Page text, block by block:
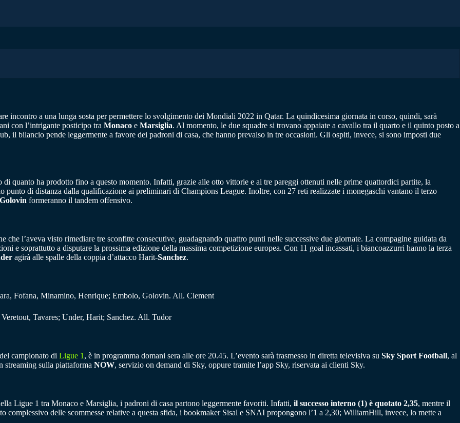
incontro a una lunga sosta per permettere lo svolgimento dei Mondiali 2022 in Qatar. La quindicesima giornata in corso, quindi, sarà
con l’intrigante posticipo tra Monaco e Marsiglia. Al momento, le due squadre si trovano appaiate a cavallo tra il quarto e il quinto posto a
il bilancio pende leggermente a favore dei padroni di casa, che hanno prevalso in tre occasioni. Gli ospiti, invece, si sono imposti due
di quanto ha prodotto fino a questo momento. Infatti, grazie alle otto vittorie e ai tre pareggi ottenuti nelle prime quattordici partite, la
punto di distanza dalla qualificazione ai preliminari di Champions League. Inoltre, con 27 reti realizzate i monegaschi vantano il terzo
Golovin formeranno il tandem offensivo.
che l’aveva visto rimediare tre sconfitte consecutive, guadagnando quattro punti nelle successive due giornate. La compagine guidata da
e soprattutto a disputare la prossima edizione della massima competizione europea. Con 11 goal incassati, i biancoazzurri hanno la terza
agirà alle spalle della coppia d’attacco Harit-Sanchez.
Fofana, Minamino, Henrique; Embolo, Golovin. All. Clement
Tavares; Under, Harit; Sanchez. All. Tudor
campionato di Ligue 1 , è in programma domani sera alle ore 20.45. L’evento sarà trasmesso in diretta televisiva su Sky Sport Football, al
streaming sulla piattaforma NOW, servizio on demand di Sky, oppure tramite l’app Sky, riservata ai clienti Sky.
Ligue 1 tra Monaco e Marsiglia, i padroni di casa partono leggermente favoriti. Infatti, il successo interno (1) è quotato 2,35, mentre il
complessivo delle scommesse relative a questa sfida, i bookmaker Sisal e SNAI propongono l’1 a 2,30; WilliamHill, invece, lo mette a